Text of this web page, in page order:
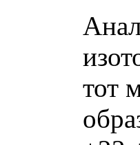
тот